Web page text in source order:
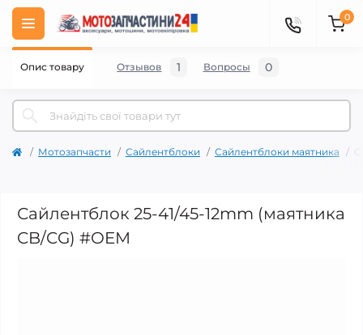
0
Мотозапчасти Сайлентблоки Сайлентблоки маятника
Сайлентблок 25-41/45-12mm (маятника
CB/CG) #OEM
Опис товару Отзывов 1 Вопросы 0